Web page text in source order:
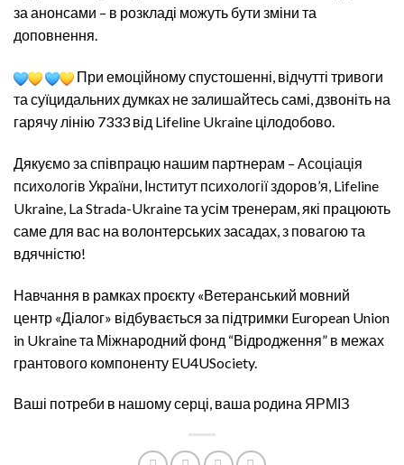
за анонсами – в розкладі можуть бути зміни та
доповнення.
При емоційному спустошенні, відчутті тривоги
та суїцидальних думках не залишайтесь самі, дзвоніть на
гарячу лінію 7333 від Lifeline Ukraine цілодобово.
Дякуємо за співпрацю нашим партнерам – Асоціація
психологів України, Інститут психології здоров’я, Lifeline
Ukraine, La Strada-Ukraineта усім тренерам, які працюють
саме для вас на волонтерських засадах, з повагою та
вдячністю!
Навчання в рамках проєкту «Ветеранський мовний
центр «Діалог» відбувається за підтримки European Union
in Ukraine та Міжнародний фонд “Відродження” в межах
грантового компоненту EU4USociety.
Ваші потреби в нашому серці, ваша родина ЯРМІЗ